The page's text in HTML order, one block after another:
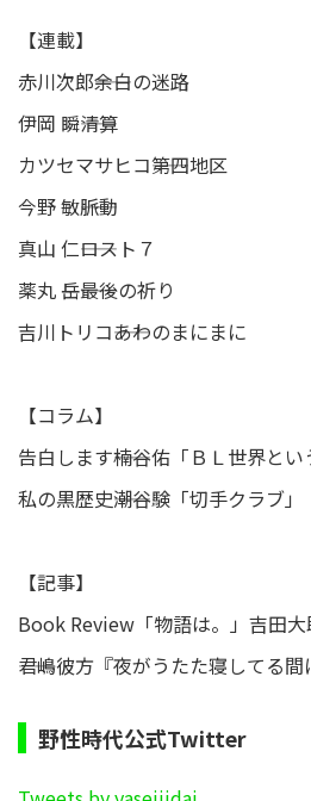
【連載】
赤川次郎――余白の迷路
伊岡 瞬――清算
カツセマサヒコ――第四地区
今野 敏――脈動
真山 仁――ロスト７
薬丸 岳――最後の祈り
吉川トリコ――あわのまにまに
【コラム】
告白します――楠谷佑「ＢＬ世界とい
私の黒歴史――潮谷験「切手クラブ」
【記事】
Book Review「物語は。」吉田大
――君嶋彼方『夜がうたた寝してる間
野性時代公式Twitter